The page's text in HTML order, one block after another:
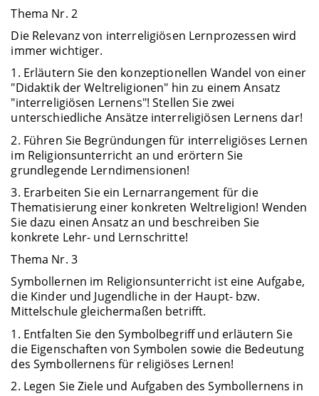
Thema Nr. 2
Die Relevanz von interreligiösen Lernprozessen wird
immer wichtiger.
1. Erläutern Sie den konzeptionellen Wandel von einer
"Didaktik der Weltreligionen" hin zu einem Ansatz
"interreligiösen Lernens"! Stellen Sie zwei
unterschiedliche Ansätze interreligiösen Lernens dar!
2. Führen Sie Begründungen für interreligiöses Lernen
im Religionsunterricht an und erörtern Sie
grundlegende Lerndimensionen!
3. Erarbeiten Sie ein Lernarrangement für die
Thematisierung einer konkreten Weltreligion! Wenden
Sie dazu einen Ansatz an und beschreiben Sie
konkrete Lehr- und Lernschritte!
Thema Nr. 3
Symbollernen im Religionsunterricht ist eine Aufgabe,
die Kinder und Jugendliche in der Haupt- bzw.
Mittelschule gleichermaßen betrifft.
1. Entfalten Sie den Symbolbegriff und erläutern Sie
die Eigenschaften von Symbolen sowie die Bedeutung
des Symbollernens für religiöses Lernen!
2. Legen Sie Ziele und Aufgaben des Symbollernens in